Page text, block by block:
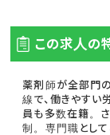
この求人の
薬剤師が全部門
線で、働きやす
員も多数在籍。
制。専門職として